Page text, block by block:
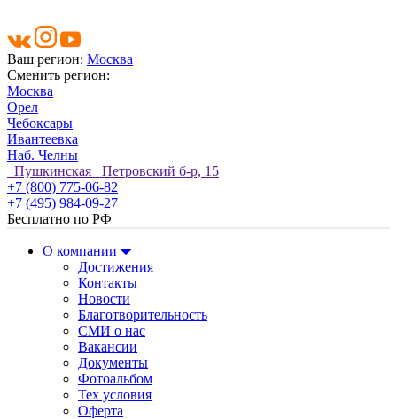
Ваш регион: Москва
Сменить регион:
Москва
Орел
Чебоксары
Ивантеевка
Наб. Челны
Пушкинская Петровский б-р, 15
+7 (800) 775-06-82
+7 (495) 984-09-27
Бесплатно по РФ
О компании
Достижения
Контакты
Новости
Благотворительность
СМИ о нас
Вакансии
Документы
Фотоальбом
Тех условия
Оферта